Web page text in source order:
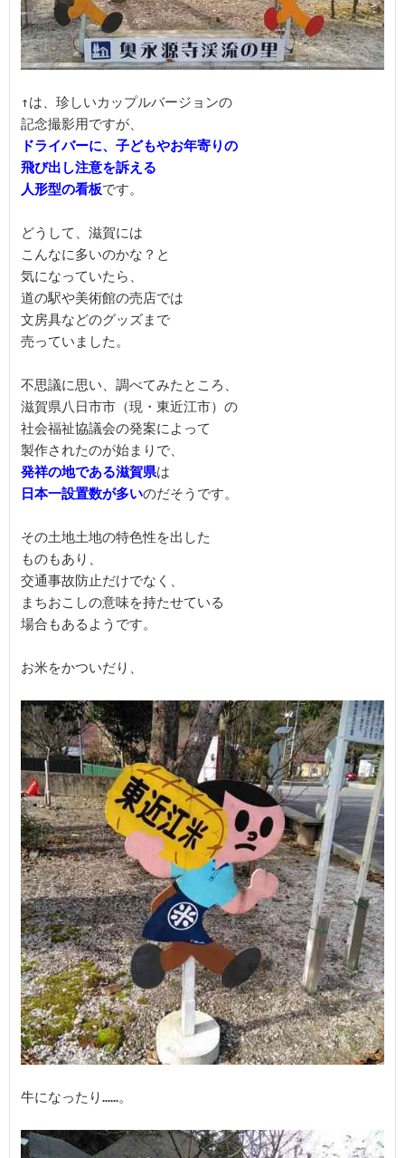
↑は、珍しいカップルバージョンの
ドライバーに、子どもやお年寄りの
飛び出し注意を訴える
人形型の看板です。
どうして、滋賀には
こんなに多いのかな？と
気になっていたら、
道の駅や美術館の売店では
文房具などのグッズまで
売っていました。
不思議に思い、調べてみたところ、
滋賀県八日市市（現・東近江市）の
社会福祉協議会の発案によって
発祥の地である滋賀県
日本一設置数が多いのだそうです。
その土地土地の特色性を出した
ものもあり、
交通事故防止だけでなく、
まちおこしの意味を持たせている
場合もあるようです。
お米をかついだり、
牛になったり……。